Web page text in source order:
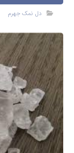
دل نمک جهرم